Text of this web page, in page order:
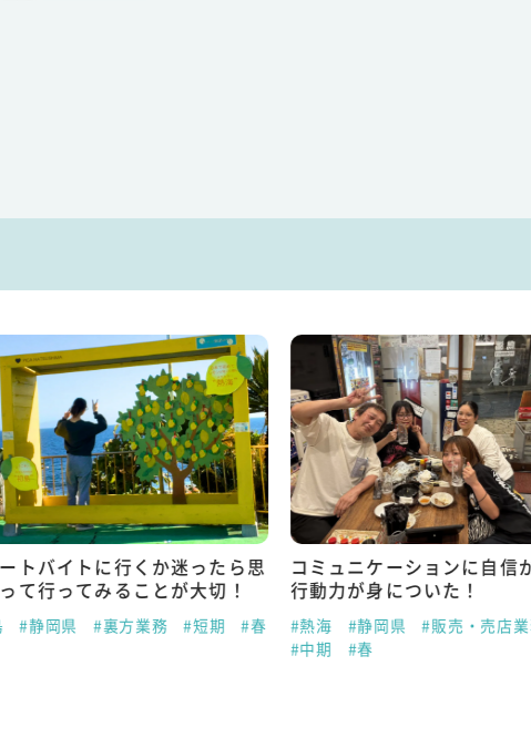
トバイトに行くか迷ったら思
て行ってみることが大切！
#静岡県 #裏方業務 #短期 #春
コミュニケーションに自信
行動力が身についた！
#熱海 #静岡県
#販売・売店
#中期
#春